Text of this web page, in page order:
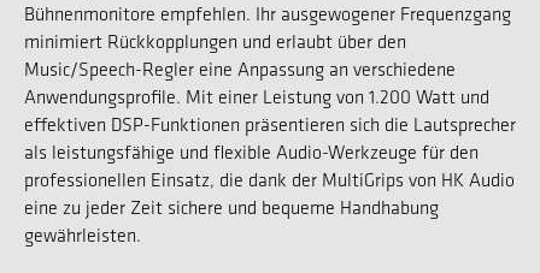
Bühnenmonitore empfehlen. Ihr ausgewogener Frequenzgang
minimiert Rückkopplungen und erlaubt über den
Music/Speech-Regler eine Anpassung an verschiedene
Anwendungsprofile. Mit einer Leistung von 1.200 Watt und
effektiven DSP-Funktionen präsentieren sich die Lautsprecher
als leistungsfähige und flexible Audio-Werkzeuge für den
professionellen Einsatz, die dank der MultiGrips von HK Audio
eine zu jeder Zeit sichere und bequeme Handhabung
gewährleisten.